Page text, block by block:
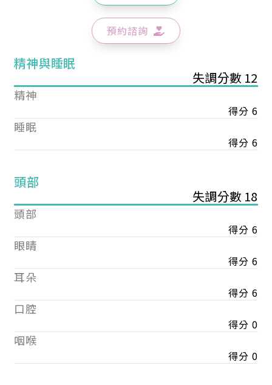
預約諮詢
精神與睡眠
失調分數 12
精神
得分 6
睡眠
得分 6
頭部
失調分數 18
頭部
得分 6
眼睛
得分 6
耳朵
得分 6
口腔
得分 0
咽喉
得分 0